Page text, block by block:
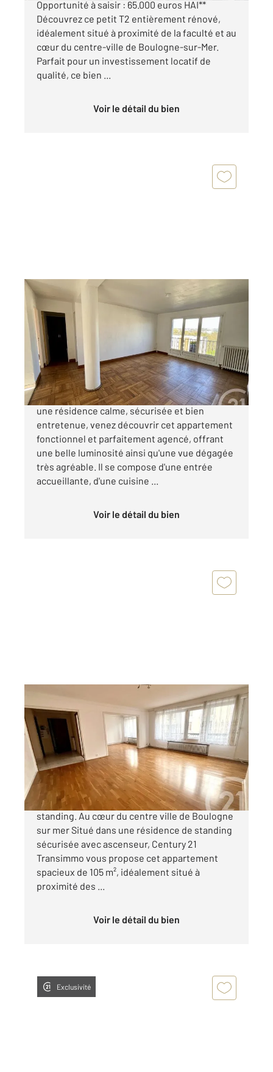
Opportunité à saisir : 65.000 euros HAI**
Découvrez ce petit T2 entièrement rénové,
idéalement situé à proximité de la faculté et au
cœur du centre-ville de Boulogne-sur-Mer.
Parfait pour un investissement locatif de
qualité, ce bien ...
Voir le détail du bien
BOULOGNE SUR MER 62
92 m
Ref : 18842
Appartement à vendre
99 000 €
NOUVEAUTÉ À BOULOGNE-SUR-MER ! Dans
une résidence calme, sécurisée et bien
entretenue, venez découvrir cet appartement
fonctionnel et parfaitement agencé, offrant
une belle luminosité ainsi qu'une vue dégagée
très agréable. Il se compose d'une entrée
accueillante, d'une cuisine ...
Voir le détail du bien
BOULOGNE SUR MER 62
105 m2, 4 pièces
Ref : 18773
Appartement F3 à vendre
158 500 €
À VENDRE BOULOGNE-SUR-MER Résidence de
standing. Au cœur du centre ville de Boulogne
sur mer Situé dans une résidence de standing
sécurisée avec ascenseur, Century 21
Transimmo vous propose cet appartement
spacieux de 105 m², idéalement situé à
proximité des ...
Voir le détail du bien
Exclusivité